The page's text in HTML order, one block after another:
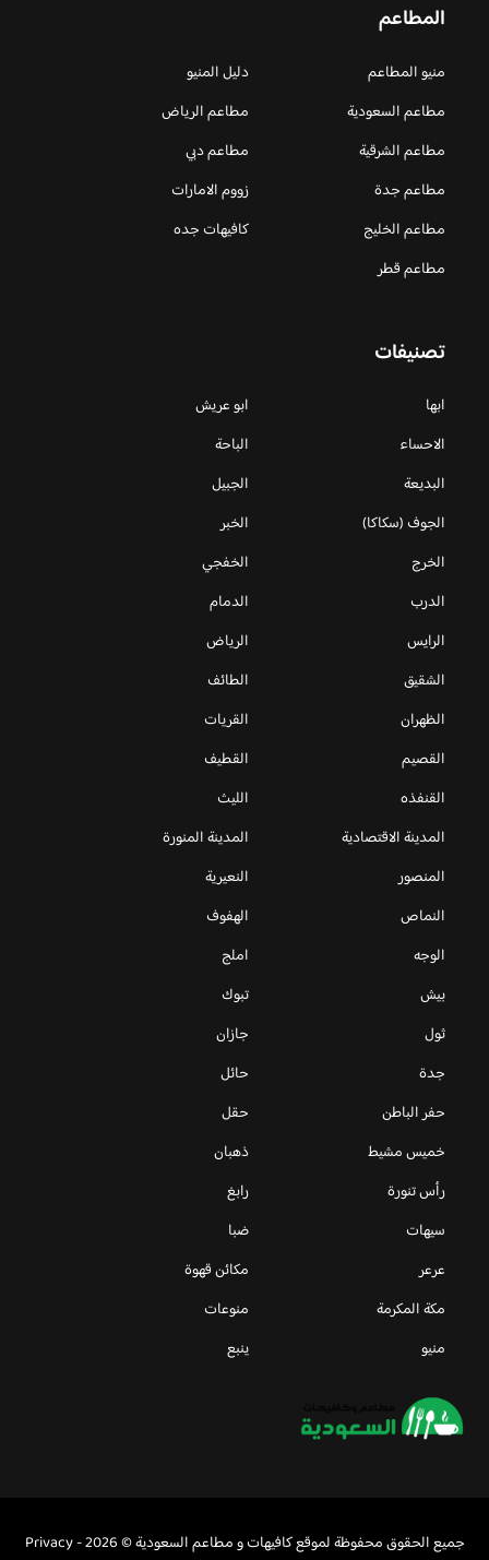
المطاعم
منيو المطاعم
دليل المنيو
مطاعم السعودية
مطاعم الرياض
مطاعم الشرقية
مطاعم دبي
مطاعم جدة
زووم الامارات
مطاعم الخليج
كافيهات جده
مطاعم قطر
تصنيفات
ابها
ابو عريش
الاحساء
الباحة
البديعة
الجبيل
الجوف (سكاكا)
الخبر
الخرج
الخفجي
الدرب
الدمام
الرايس
الرياض
الشقيق
الطائف
الظهران
القريات
القصيم
القطيف
القنفذه
الليث
المدينة الاقتصادية
المدينة المنورة
المنصور
النعيرية
النماص
الهفوف
الوجه
املج
بيش
تبوك
ثول
جازان
جدة
حائل
حفر الباطن
حقل
خميس مشيط
ذهبان
رأس تنورة
رابغ
سيهات
ضبا
عرعر
مكائن قهوة
مكة المكرمة
منوعات
منيو
ينبع
جميع الحقوق محفوظة لموقع كافيهات و مطاعم السعودية © 2026 -
Privacy